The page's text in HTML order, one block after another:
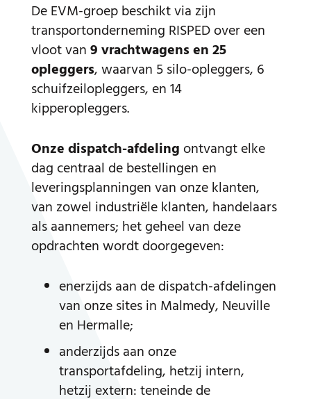
De EVM-groep beschikt via zijn
transportonderneming RISPED over een
vloot van9 vrachtwagens en 25
opleggers, waarvan 5 silo-opleggers, 6
schuifzeilopleggers, en 14
kipperopleggers.
Onze dispatch-afdelingontvangt elke
dag centraal de bestellingen en
leveringsplanningen van onze klanten,
van zowel industriële klanten, handelaars
als aannemers; het geheel van deze
opdrachten wordt doorgegeven:
enerzijds aan de dispatch-afdelingen
van onze sites in Malmedy, Neuville
en Hermalle;
anderzijds aan onze
transportafdeling, hetzij intern,
hetzij extern: teneinde de